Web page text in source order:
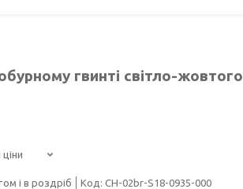
гвинті світло-жовтого
і в роздріб Код: CH-02br-S18-0935-000